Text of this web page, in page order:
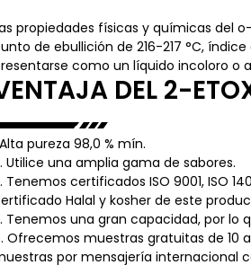
propiedades físicas y químicas del
de ebullición de 216-217 °C,
como un líquido incoloro o
DEL 2-
pureza 98,0 % mín.
Utilice una amplia gama de sabores.
Tenemos certificados ISO 9001, ISO
Halal y kosher de este
Tenemos una gran capacidad, por lo
Ofrecemos muestras gratuitas de 10
por mensajería internacional